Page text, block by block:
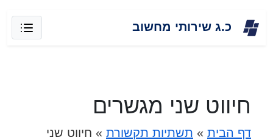
כ.ג שירותי מחשוב
חיווט שני מגשרים
דף הבית » תשתיות תקשורת » חיווט שני